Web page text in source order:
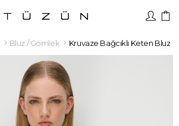
Bluz / Gömlek Kruvaze Bağcıklı Keten Bluz